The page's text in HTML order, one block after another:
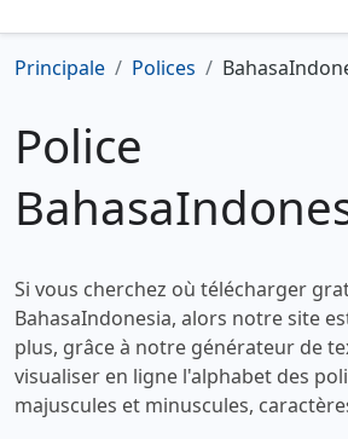
Principale Polices
Police
Si vous cherchez où télécharger
BahasaIndonesia, alors notre site
plus, grâce à notre générateur de
visualiser en ligne l'alphabet des
majuscules et minuscules,